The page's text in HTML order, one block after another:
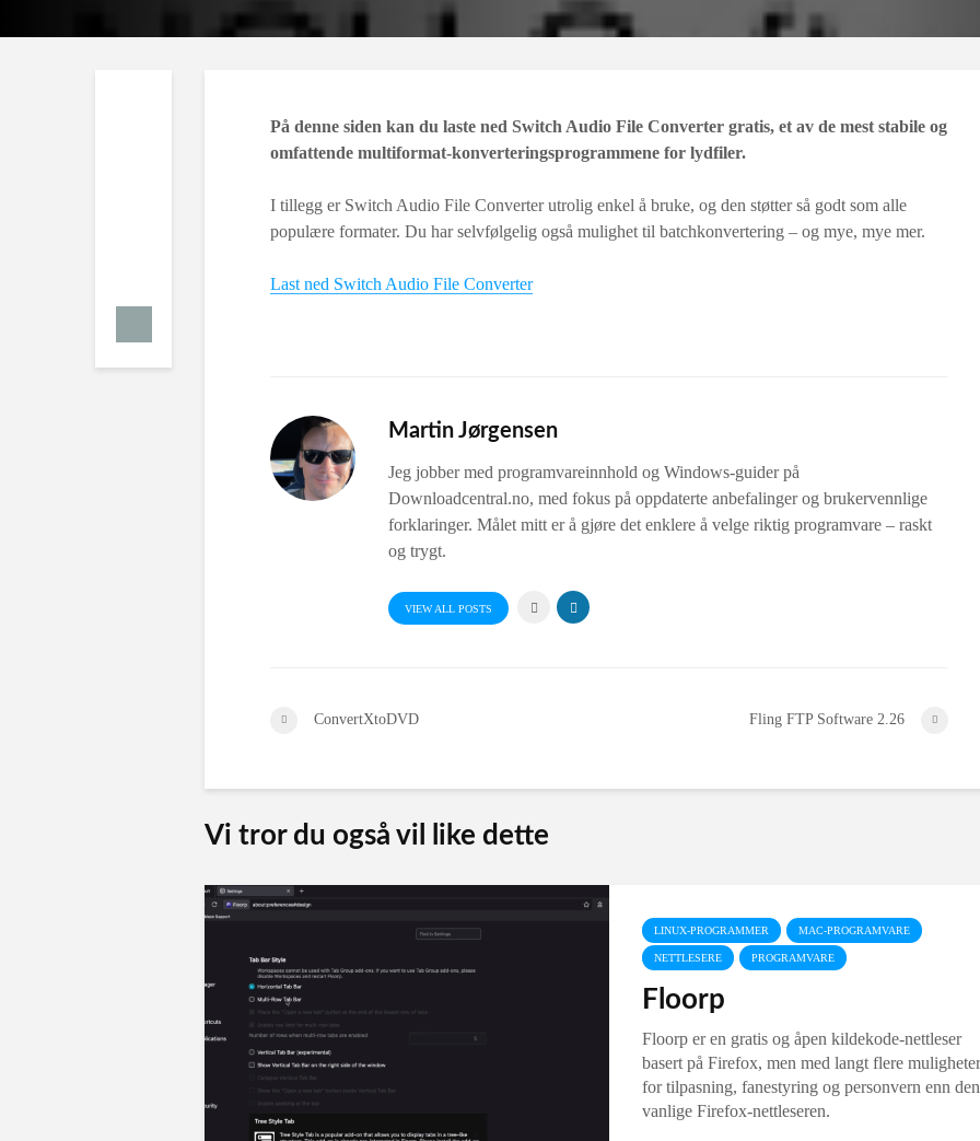
På denne siden kan du laste ned Switch Audio File Converter gratis, et av de mest stabile og
omfattende multiformat-konverteringsprogrammene for lydfiler.
I tillegg er Switch Audio File Converter utrolig enkel å bruke, og den støtter så godt som alle
populære formater. Du har selvfølgelig også mulighet til batchkonvertering – og mye, mye mer.
Last ned Switch Audio File Converter
Martin Jørgensen
Jeg jobber med programvareinnhold og Windows-guider på
Downloadcentral.no, med fokus på oppdaterte anbefalinger og brukervennlige
forklaringer. Målet mitt er å gjøre det enklere å velge riktig programvare – raskt
og trygt.
VIEW ALL POSTS
ConvertXtoDVD Fling FTP Software 2.26
Vi tror du også vil like dette
LINUX-PROGRAMMER MAC-PROGRAMVARE
NETTLESERE PROGRAMVARE
Floorp
Floorp er en gratis og åpen kildekode-nettleser
basert på Firefox, men med langt flere muligheter
for tilpasning, fanestyring og personvern enn den
vanlige Firefox-nettleseren.